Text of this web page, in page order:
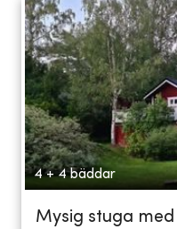
4 + 4 bäddar
Mysig stuga